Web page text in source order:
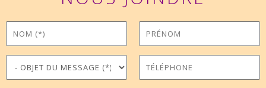
Nom*
Prénom
Objet du message *
Téléphone